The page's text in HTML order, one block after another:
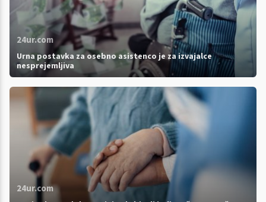
24ur.com
Urna postavka za osebno asistenco je za izvajalce
nesprejemljiva
24ur.com